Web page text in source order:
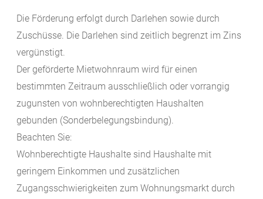
Die Förderung erfolgt durch Darlehen sowie durch
Zuschüsse. Die Darlehen sind zeitlich begrenzt im Zins
vergünstigt.
Der geförderte Mietwohnraum wird für einen
bestimmten Zeitraum ausschließlich oder vorrangig
zugunsten von wohnberechtigten Haushalten
gebunden (Sonderbelegungsbindung).
Beachten Sie:
Wohnberechtigte Haushalte sind Haushalte mit
geringem Einkommen und zusätzlichen
Zugangsschwierigkeiten zum Wohnungsmarkt durch